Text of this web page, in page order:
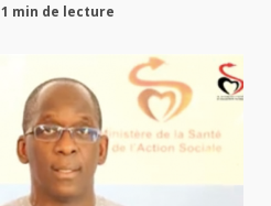
1 min de lecture